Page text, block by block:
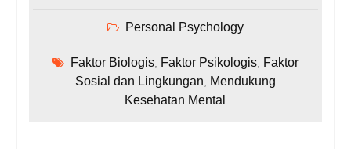
Personal Psychology
Faktor Biologis, Faktor Psikologis,
Faktor
Sosial dan Lingkungan
Mendukung
Kesehatan Mental